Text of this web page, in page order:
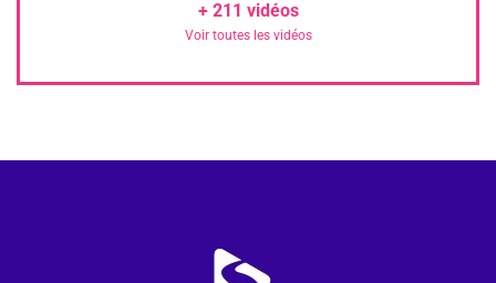
+ 211 vidéos
Voir toutes les vidéos